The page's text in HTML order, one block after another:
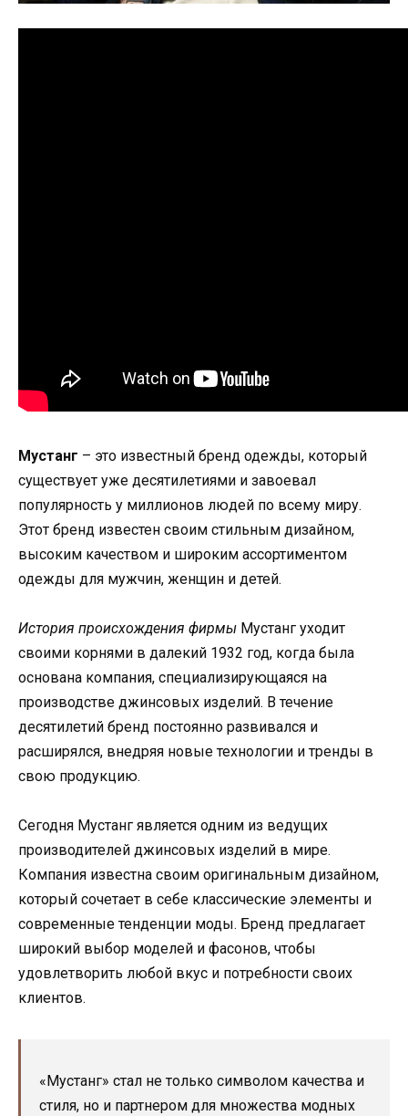
Мустанг – это известный бренд одежды, который
существует уже десятилетиями и завоевал
популярность у миллионов людей по всему миру.
Этот бренд известен своим стильным дизайном,
высоким качеством и широким ассортиментом
одежды для мужчин, женщин и детей.
История происхождения фирмы Мустанг уходит
своими корнями в далекий 1932 год, когда была
основана компания, специализирующаяся на
производстве джинсовых изделий. В течение
десятилетий бренд постоянно развивался и
расширялся, внедряя новые технологии и тренды в
свою продукцию.
Сегодня Мустанг является одним из ведущих
производителей джинсовых изделий в мире.
Компания известна своим оригинальным дизайном,
который сочетает в себе классические элементы и
современные тенденции моды. Бренд предлагает
широкий выбор моделей и фасонов, чтобы
удовлетворить любой вкус и потребности своих
клиентов.
«Мустанг» стал не только символом качества и
стиля, но и партнером для множества модных